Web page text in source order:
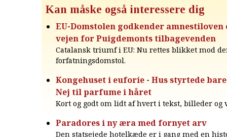
Kan måske også interessere dig
EU-Domstolen godkender
vejen for Puigdemonts tilbagevenden
Catalansk triumf i EU: Nu rettes blikket mod
forfatningsdomstol.
Kongehuset i euforie - Hus styrtede
Nej til parfume i håret
Kort og godt om lidt af hvert i tekst, billeder og
Paradores i ny æra med fornyet arv
Den statsejede hotelkæde er i gang med en